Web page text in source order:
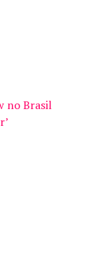
no Brasil